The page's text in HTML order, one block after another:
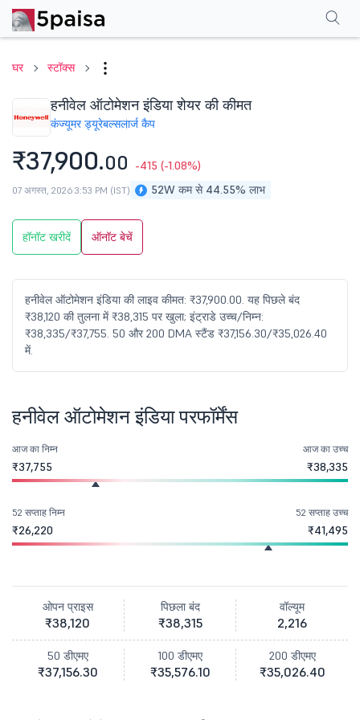
घर स्टॉक्स
हनीवेल ऑटोमेशन इंडिया शेयर की कीमत
कंज्यूमर ड्यूरेबल्सलार्ज कैप
₹37,900.00 -415 (-1.08%)
52W कम से 44.55% लाभ
07 अगस्त, 2026 3:53 PM (IST)
हॉनॉट खरीदें ऑनॉट बेचें
हनीवेल ऑटोमेशन इंडिया की लाइव कीमत: ₹37,900.00. यह पिछले बंद
₹38,120 की तुलना में ₹38,315 पर खुला; इंट्राडे उच्च/निम्न:
₹38,335/₹37,755. 50 और 200 DMA स्टैंड ₹37,156.30/₹35,026.40
में.
परफॉर्मेंसफाइनेंशियल्स सामान्य प्रश्न
हनीवेल ऑटोमेशन इंडिया परफॉर्मेंस
आज का निम्न
₹37,755
आज का उच्च
₹38,335
52 सप्ताह निम्न
₹26,220
52 सप्ताह उच्च
₹41,495
ओपन प्राइस
₹38,120
पिछला बंद
₹38,315
वॉल्यूम
2,216
50 डीएमए
₹37,156.30
100 डीएमए
₹35,576.10
200 डीएमए
₹35,026.40